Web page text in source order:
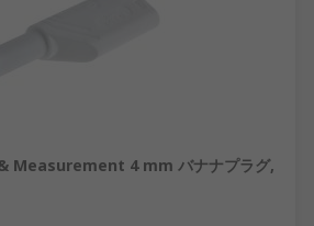
Measurement 4 mm バナナプラグ,